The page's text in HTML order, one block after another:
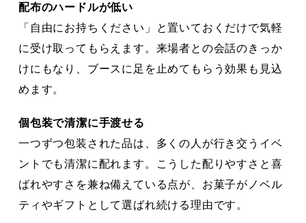
配布のハードルが低い
「自由にお持ちください」と置いておくだけで気軽
に受け取ってもらえます。来場者との会話のきっか
けにもなり、ブースに足を止めてもらう効果も見込
めます。
個包装で清潔に手渡せる
一つずつ包装された品は、多くの人が行き交うイベ
ントでも清潔に配れます。こうした配りやすさと喜
ばれやすさを兼ね備えている点が、お菓子がノベル
ティやギフトとして選ばれ続ける理由です。